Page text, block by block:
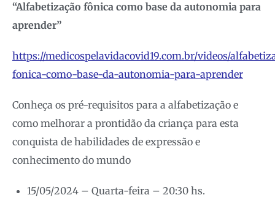
“Alfabetização fônica como base da autonomia para
aprender”
https://medicospelavidacovid19.com.br/videos/
fonica-como-base-da-autonomia-para-aprender
Conheça os pré-requisitos para a alfabetização e
como melhorar a prontidão da criança para esta
conquista de habilidades de expressão e
conhecimento do mundo
15/05/2024 – Quarta-feira – 20:30 hs.